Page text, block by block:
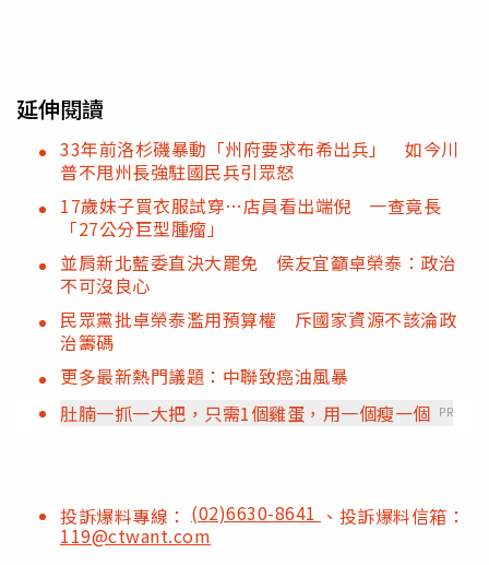
延伸閱讀
33年前洛杉磯暴動「州府要求布希出兵」 如今川
普不甩州長強駐國民兵引眾怒
17歲妹子買衣服試穿…店員看出端倪 一查竟長
「27公分巨型腫瘤」
並肩新北藍委直決大罷免 侯友宜籲卓榮泰：政治
不可沒良心
民眾黨批卓榮泰濫用預算權 斥國家資源不該淪政
治籌碼
更多最新熱門議題：中聯致癌油風暴
肚腩一抓一大把，只需1個雞蛋，用一個瘦一個 PR
投訴爆料專線： (02)6630-8641 、投訴爆料信箱：
119@ctwant.com